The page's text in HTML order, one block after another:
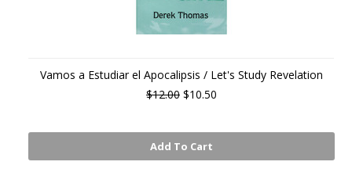
Vamos a Estudiar el Apocalipsis / Let's Study Revelation
$12.00 $10.50
Add To Cart